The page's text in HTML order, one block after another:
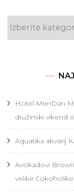
Kategorije
Hotel MenDan
družinski vikend
Aquatika akvarij
Avokadovi
velike čokoholike